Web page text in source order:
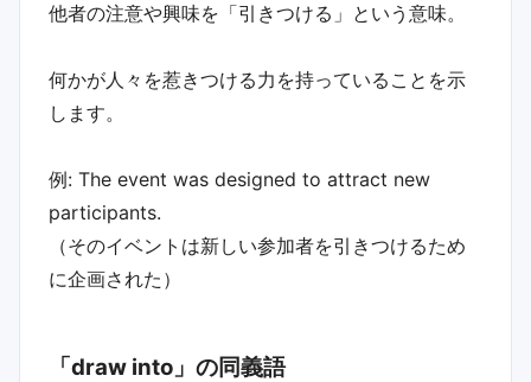
他者の注意や興味を「引きつける」という意味。
何かが人々を惹きつける力を持っていることを示
します。
例: The event was designed to attract new
participants.
（そのイベントは新しい参加者を引きつけるため
に企画された）
「draw into」の同義語